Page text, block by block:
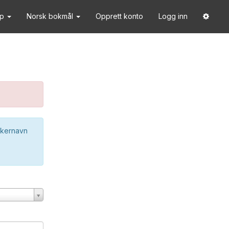
Norsk bokmål Opprett konto Logg inn